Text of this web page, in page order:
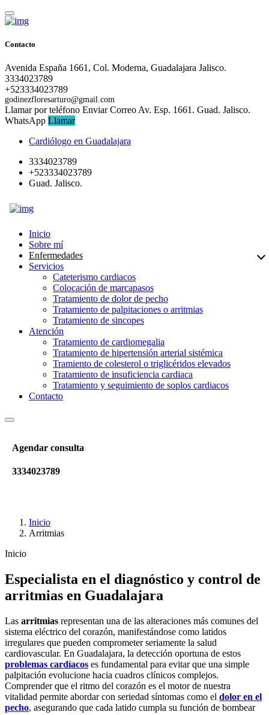
Contacto
Avenida España 1661, Col. Moderna, Guadalajara Jalisco.
3334023789
+523334023789
godinezfloresarturo@gmail.com
Llamar por teléfono Enviar Correo Av. Esp. 1661. Guad. Jalisco.
WhatsApp Llamar
Cardiólogo en Guadalajara
3334023789
+523334023789
Guad. Jalisco.
Inicio
Sobre mí
Enfermedades
Servicios
Cateterismo cardiacos
Colocación de marcapasos
Tratamiento de dolor de pecho
Tratamiento de palpitaciones o arritmias
Tratamiento de sincopes
Atención
Tratamiento de cardiomegalia
Tratamiento de hipertensión arterial sistémica
Tramiento de colesterol o triglicéridos elevados
Tratamiento de insuficiencia cardiaca
Tratamiento y seguimiento de soplos cardiacos
Contacto
Agendar consulta
3334023789
Inicio
Arritmias
Inicio
Especialista en el diagnóstico y control de
arritmias en Guadalajara
Las arritmias representan una de las alteraciones más comunes del
sistema eléctrico del corazón, manifestándose como latidos
irregulares que pueden comprometer seriamente la salud
cardiovascular. En Guadalajara, la detección oportuna de estos
problemas cardíacos es fundamental para evitar que una simple
palpitación evolucione hacia cuadros clínicos complejos.
Comprender que el ritmo del corazón es el motor de nuestra
vitalidad permite abordar con seriedad síntomas como el dolor en el
pecho, asegurando que cada latido cumpla su función de bombear